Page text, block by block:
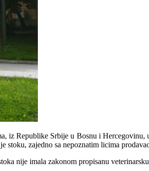
iz Republike Srbije u Bosnu i
stoku, zajedno sa nepoznatim licima
nije imala zakonom propisanu